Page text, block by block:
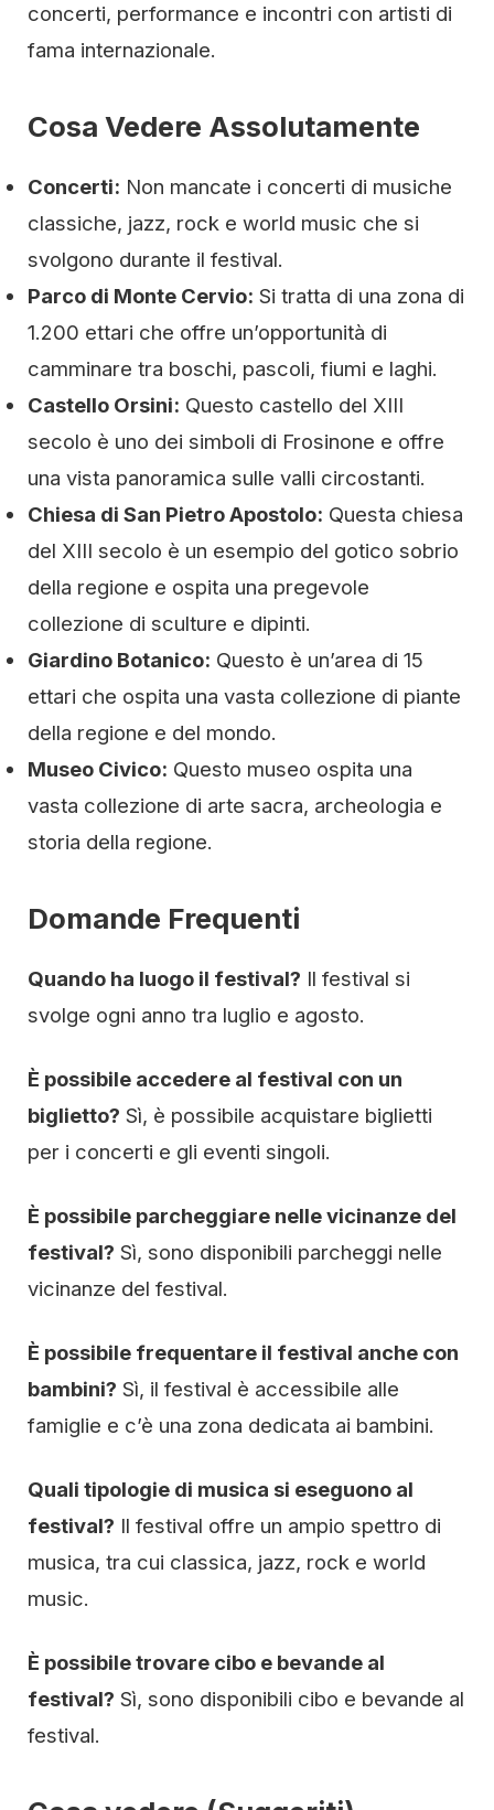
concerti, performance e incontri con artisti di
fama internazionale.
Cosa Vedere Assolutamente
Concerti: Non mancate i concerti di musiche
classiche, jazz, rock e world music che si
svolgono durante il festival.
Parco di Monte Cervio: Si tratta di una zona di
1.200 ettari che offre un’opportunità di
camminare tra boschi, pascoli, fiumi e laghi.
Castello Orsini: Questo castello del XIII
secolo è uno dei simboli di Frosinone e offre
una vista panoramica sulle valli circostanti.
Chiesa di San Pietro Apostolo: Questa chiesa
del XIII secolo è un esempio del gotico sobrio
della regione e ospita una pregevole
collezione di sculture e dipinti.
Giardino Botanico: Questo è un’area di 15
ettari che ospita una vasta collezione di piante
della regione e del mondo.
Museo Civico: Questo museo ospita una
vasta collezione di arte sacra, archeologia e
storia della regione.
Domande Frequenti
Quando ha luogo il festival? Il festival si
svolge ogni anno tra luglio e agosto.
È possibile accedere al festival con un
biglietto? Sì, è possibile acquistare biglietti
per i concerti e gli eventi singoli.
È possibile parcheggiare nelle vicinanze del
festival? Sì, sono disponibili parcheggi nelle
vicinanze del festival.
È possibile frequentare il festival anche con
bambini? Sì, il festival è accessibile alle
famiglie e c’è una zona dedicata ai bambini.
Quali tipologie di musica si eseguono al
festival? Il festival offre un ampio spettro di
musica, tra cui classica, jazz, rock e world
music.
È possibile trovare cibo e bevande al
festival? Sì, sono disponibili cibo e bevande al
festival.